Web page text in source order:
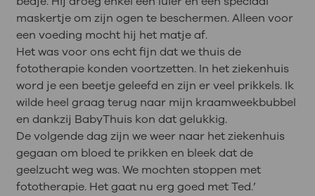
maskertje om zijn ogen te beschermen. Alleen voor
een voeding mocht hij het matje af.
Het was voor ons echt fijn dat we thuis de
fototherapie konden voortzetten. In het ziekenhuis
word je een beetje geleefd en zijn er veel prikkels. Ik
wilde heel graag terug naar mijn kraamweekbubbel
en dankzij BabyThuis kon dat gelukkig.
De volgende dag zijn we weer naar het ziekenhuis
gegaan om bloed te prikken en bleek dat de
geelzucht weg was. We mochten stoppen met
fototherapie. Het gaat nu erg goed met Ted.’